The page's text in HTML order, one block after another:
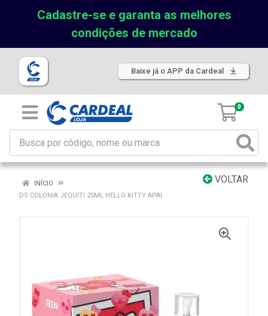
Cadastre-se e garanta as melhores
condições de mercado
Baixe já o APP da Cardeal
0
VOLTAR
INÍCIO
DS COLONIA JEQUITI 25ML HELLO KITTY APAI